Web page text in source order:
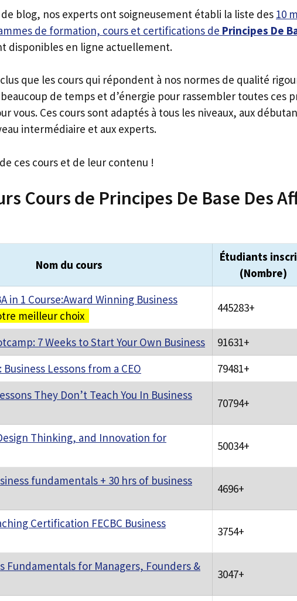
blog, nos experts ont soigneusement établi la liste des 10
de formation, cours et certifications de Principes De
disponibles en ligne actuellement.
que les cours qui répondent à nos normes de qualité
de temps et d’énergie pour rassembler toutes ces
vous. Ces cours sont adaptés à tous les niveaux, aux
intermédiaire et aux experts.
ces cours et de leur contenu !
Cours de Principes De Base Des
Nom du cours
Étudiants
(Nombre)
in 1 Course:Award Winning Business
meilleur choix
445283+
7 Weeks to Start Your Own Business 91631+
Business Lessons from a CEO 79481+
They Don’t Teach You In Business
70794+
Thinking, and Innovation for
50034+
fundamentals + 30 hrs of business
4696+
Certification FECBC Business
3754+
Fundamentals for Managers, Founders &
3047+